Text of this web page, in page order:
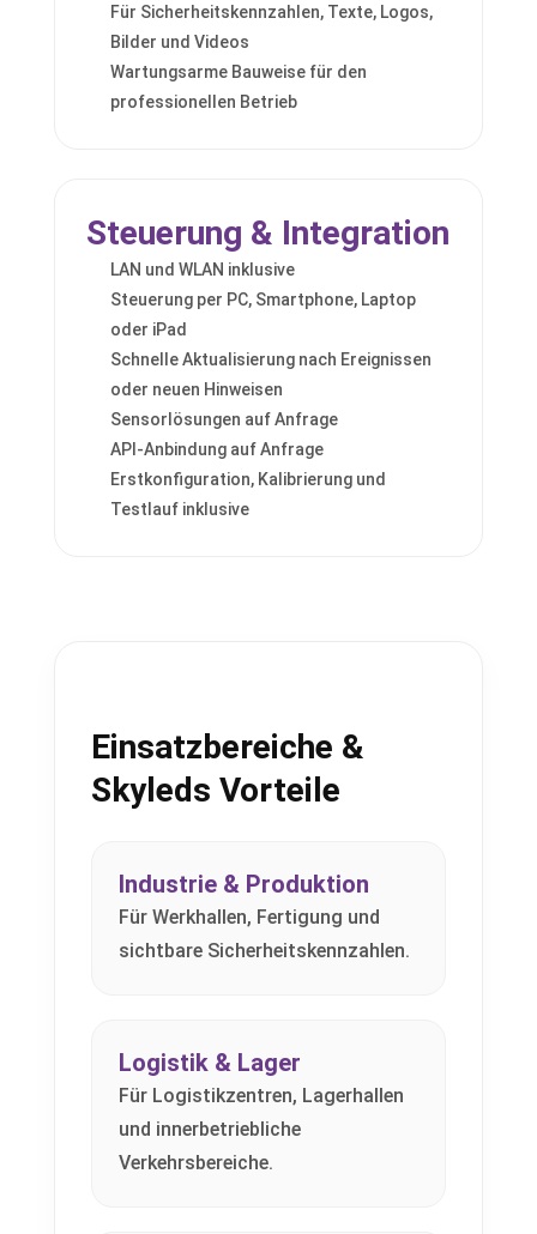
Für Sicherheitskennzahlen, Texte, Logos,
Bilder und Videos
Wartungsarme Bauweise für den
professionellen Betrieb
Steuerung & Integration
LAN und WLAN inklusive
Steuerung per PC, Smartphone, Laptop
oder iPad
Schnelle Aktualisierung nach Ereignissen
oder neuen Hinweisen
Sensorlösungen auf Anfrage
API-Anbindung auf Anfrage
Erstkonfiguration, Kalibrierung und
Testlauf inklusive
Einsatzbereiche &
Skyleds Vorteile
Industrie & Produktion
Für Werkhallen, Fertigung und
sichtbare Sicherheitskennzahlen.
Logistik & Lager
Für Logistikzentren, Lagerhallen
und innerbetriebliche
Verkehrsbereiche.